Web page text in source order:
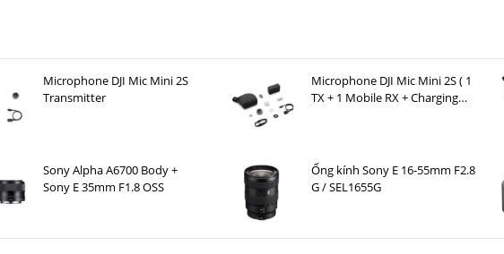
Microphone DJI Mic Mini 2S
Transmitter
Microphone DJI Mic Mini 2S ( 1
TX + 1 Mobile RX + Charging
Sony Alpha A6700 Body +
Sony E 35mm F1.8 OSS
Ống kính Sony E 16-55mm F2.8
G / SEL1655G